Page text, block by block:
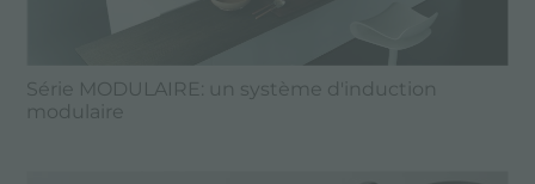
Série MODULAIRE: un système d'induction
modulaire